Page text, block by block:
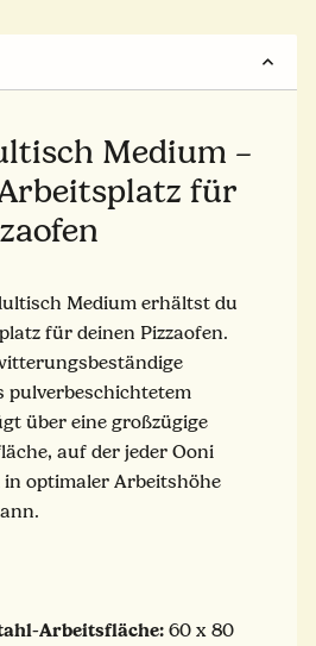
Medium –
für
Medium erhältst du
für deinen Pizzaofen.
pulverbeschichtetem
über eine großzügige
auf der jeder Ooni
in optimaler Arbeitshöhe
Arbeitsfläche: 60 x 80